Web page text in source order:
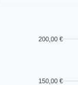
200,00 €
150,00 €